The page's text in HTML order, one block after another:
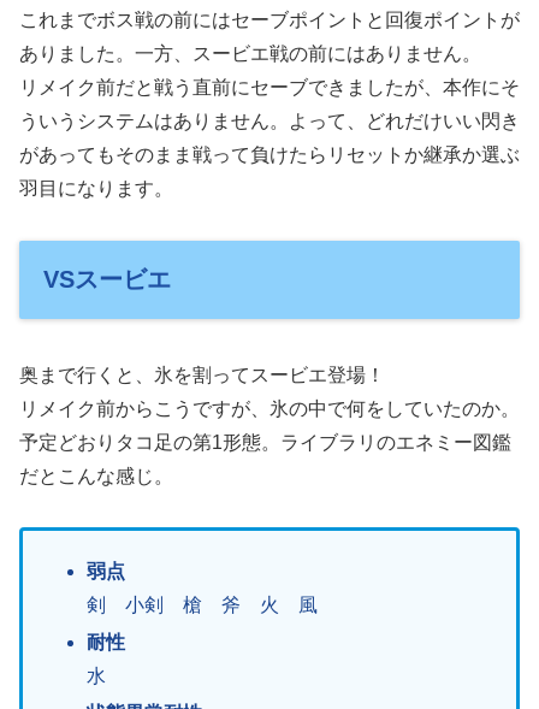
これまでボス戦の前にはセーブポイントと回復ポイントが
ありました。一方、スービエ戦の前にはありません。
リメイク前だと戦う直前にセーブできましたが、本作にそ
ういうシステムはありません。よって、どれだけいい閃き
があってもそのまま戦って負けたらリセットか継承か選ぶ
羽目になります。
VSスービエ
奥まで行くと、氷を割ってスービエ登場！
リメイク前からこうですが、氷の中で何をしていたのか。
予定どおりタコ足の第1形態。ライブラリのエネミー図鑑
だとこんな感じ。
弱点
剣 小剣 槍 斧 火 風
耐性
水